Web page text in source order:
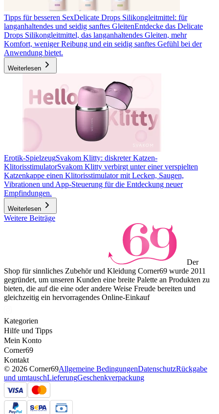
Tipps für besseren SexDelicate Drops Silikongleitmittel: für
langanhaltendes und seidig sanftes GleitenEntdecke das Delicate
Drops Silikongleitmittel, das langanhaltendes Gleiten, mehr
Komfort, weniger Reibung und ein seidig sanftes Gefühl bei der
Anwendung bietet.
Weiterlesen
Erotik-SpielzeugSvakom Klitty: diskreter Katzen-
KlitorisstimulatorSvakom Klitty verbirgt unter einer verspielten
Katzenkappe einen Klitorisstimulator mit Lecken, Saugen,
Vibrationen und App-Steuerung für die Entdeckung neuer
Empfindungen.
Weiterlesen
Weitere Beiträge
Der
Shop für sinnliches Zubehör und Kleidung Corner69 wurde 2011
gegründet, um unseren Kunden eine breite Palette an Produkten zu
bieten, die auf die eine oder andere Weise Freude bereiten und
gleichzeitig ein hervorragendes Online-Einkauf
Kategorien
Hilfe und Tipps
Mein Konto
Corner69
Kontakt
© 2026 Corner69Allgemeine BedingungenDatenschutzRückgabe
und umtauschLieferungGeschenkverpackung